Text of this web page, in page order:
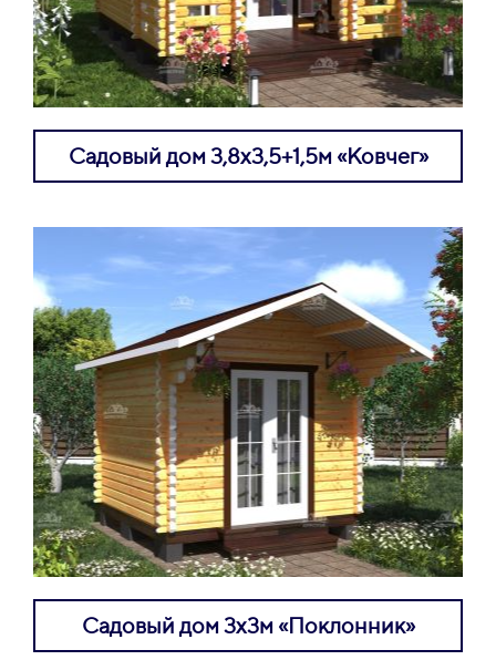
Садовый дом 3,8х3,5+1,5м «Ковчег»
Садовый дом 3х3м «Поклонник»